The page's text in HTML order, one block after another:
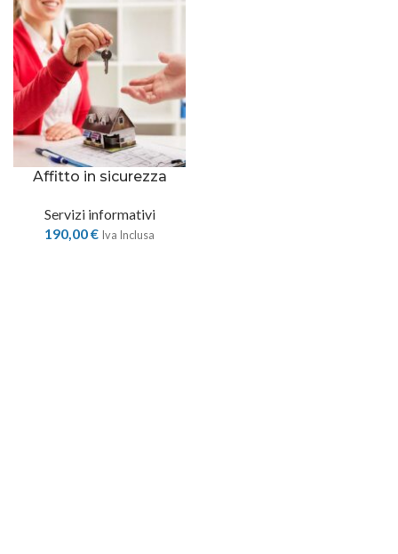
Affitto in sicurezza
Servizi informativi
190,00€ Iva Inclusa